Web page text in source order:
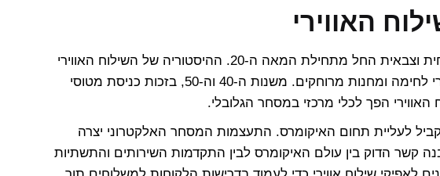
האווירי
ענף השילוח האווירי התפתח במקביל להתקדמות תעופה אזרחית וצבאית החל מתחילת המאה ה-20. ההיסטוריה של השילוח האווירי
החלה בטיסות מטען בסיסיות אשר סיפקו פריטים נחוצים לאזורי לחימה ומחנות מרוחקים. משנות ה-40 וה-50, בזכות כניסת מטוסי
הפך לכלי מרכזי במסחר הגלובלי.
לעליית תחום האיקומרס. התעצמות המסחר האלקטרוני יצרה
קשר הדוק בין עולם האיקומרס לבין התקדמות השירותים והתשתיות